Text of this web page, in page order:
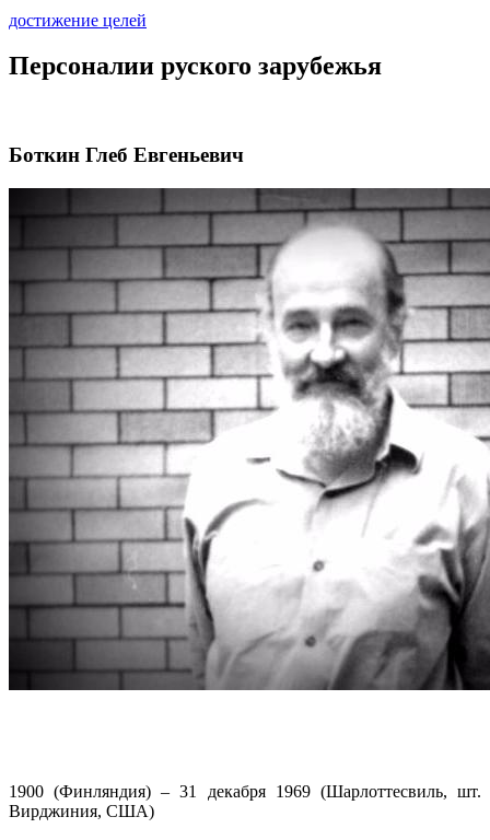
достижение целей
Персоналии руского зарубежья
Боткин Глеб Евгеньевич
1900 (Финляндия) – 31 декабря 1969 (Шарлоттесвиль, шт.
Вирджиния, США)